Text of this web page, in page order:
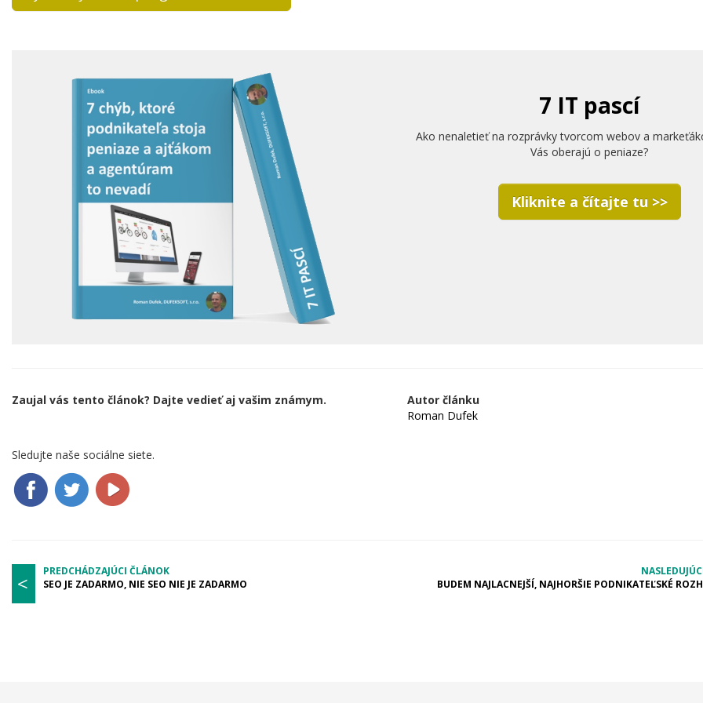
7 IT pascí
Ako nenaletieť na rozprávky tvorcom webov a
Vás oberajú o peniaze?
Kliknite a čítajte tu >>
Zaujal vás tento článok? Dajte vedieť aj vašim známym.
Sledujte naše sociálne siete.
Autor článku
Roman Dufek
<
PREDCHÁDZAJÚCI ČLÁNOK
SEO JE ZADARMO, NIE SEO NIE JE ZADARMO
BUDEM NAJLACNEJŠÍ, NAJHORŠIE PODNIKATEĽSKÉ